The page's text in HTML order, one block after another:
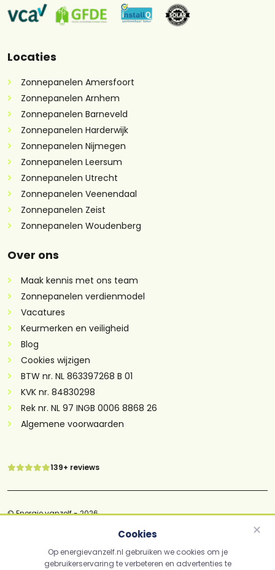
Locaties
Zonnepanelen Amersfoort
Zonnepanelen Arnhem
Zonnepanelen Barneveld
Zonnepanelen Harderwijk
Zonnepanelen Nijmegen
Zonnepanelen Leersum
Zonnepanelen Utrecht
Zonnepanelen Veenendaal
Zonnepanelen Zeist
Zonnepanelen Woudenberg
Over ons
Maak kennis met ons team
Zonnepanelen verdienmodel
Vacatures
Keurmerken en veiligheid
Blog
Cookies wijzigen
BTW nr. NL 863397268 B 01
KVK nr. 84830298
Rek nr. NL 97 INGB 0006 8868 26
Algemene voorwaarden
139+ reviews
© Energie vanzelf - 2026
Disclaimer
✕
Cookies
Op energievanzelf.nl gebruiken we cookies om je
gebruikerservaring te verbeteren en advertenties te